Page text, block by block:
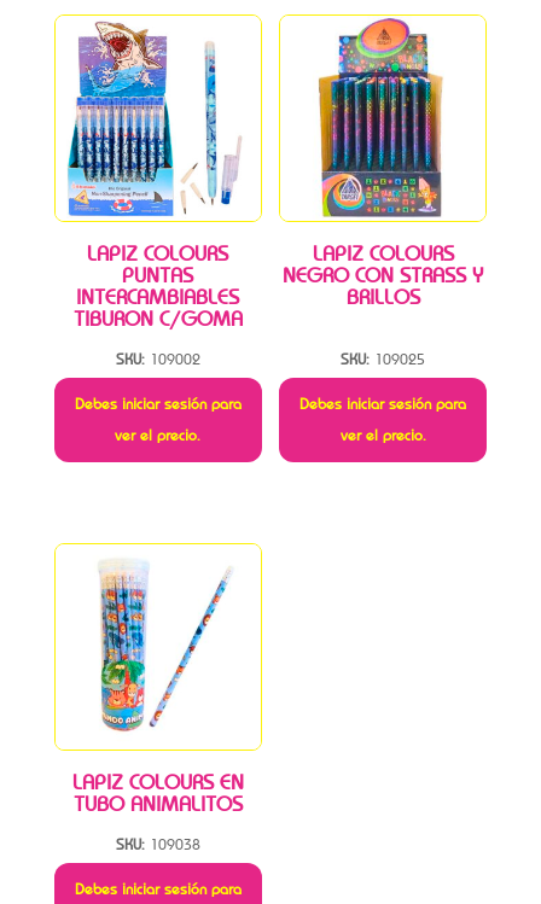
LAPIZ COLOURS
PUNTAS
INTERCAMBIABLES
TIBURON C/GOMA
SKU: 109002
Debes iniciar sesión para
ver el precio.
LAPIZ COLOURS
NEGRO CON STRASS Y
BRILLOS
SKU: 109025
Debes iniciar sesión para
ver el precio.
LAPIZ COLOURS EN
TUBO ANIMALITOS
SKU: 109038
Debes iniciar sesión para